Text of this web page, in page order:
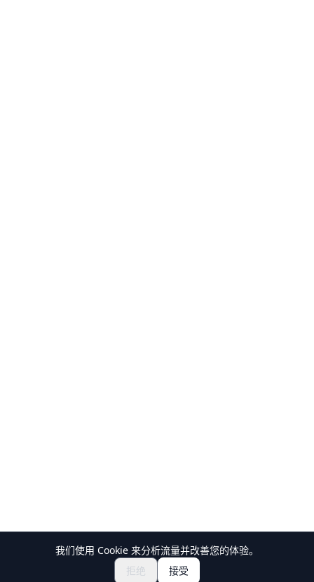
探索祭典与活动
获取日本祭典门票
我们使用 Cookie 来分析流量并改善您的体验。
拒绝
接受